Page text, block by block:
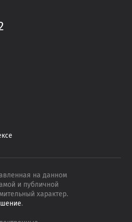
на данном
и публичной
характер.
.